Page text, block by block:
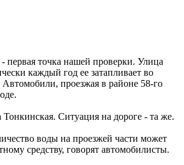
первая точка нашей проверки. Улица
каждый год ее затапливает во
Автомобили, проезжая в районе 58-го
Ситуация на дороге - та же.
воды на проезжей части может
средству, говорят автомобилисты.